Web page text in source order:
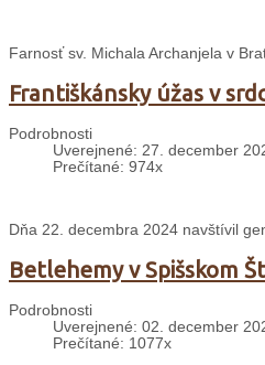
Farnosť sv. Michala Archanjela v
Františkánsky úžas v
Podrobnosti
Uverejnené: 27. december
Prečítané: 974x
Dňa 22. decembra 2024 navštívil
Betlehemy v Spišskom
Podrobnosti
Uverejnené: 02. december
Prečítané: 1077x